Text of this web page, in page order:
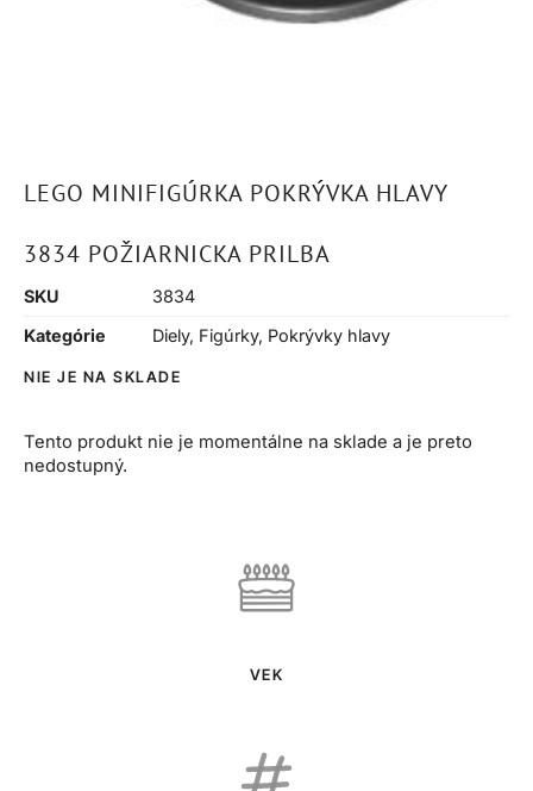
LEGO MINIFIGÚRKA POKRÝVKA HLAVY
3834 POŽIARNICKA PRILBA
SKU
3834
Kategórie
Diely, Figúrky, Pokrývky hlavy
NIE JE NA SKLADE
Tento produkt nie je momentálne na sklade a je preto
nedostupný.
VEK